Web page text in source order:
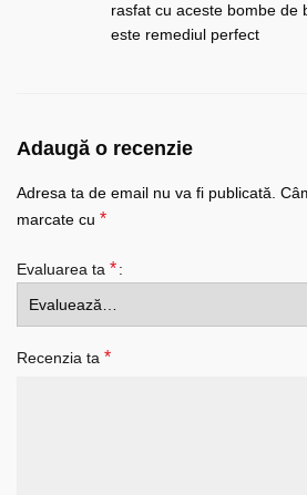
rasfat cu aceste bombe de
este remediul perfect
Adaugă o recenzie
Adresa ta de email nu va fi publicată.
marcate cu *
Evaluarea ta *
Recenzia ta *